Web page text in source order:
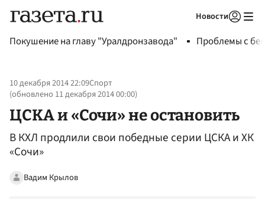
Новости
Покушение на главу "Уралдронзавода" Проблемы с
10 декабря 2014 22:09Спорт
(обновлено 11 декабря 2014 00:00)
ЦСКА и «Сочи» не остановить
В КХЛ продлили свои победные серии ЦСКА и ХК
«Сочи»
Вадим Крылов